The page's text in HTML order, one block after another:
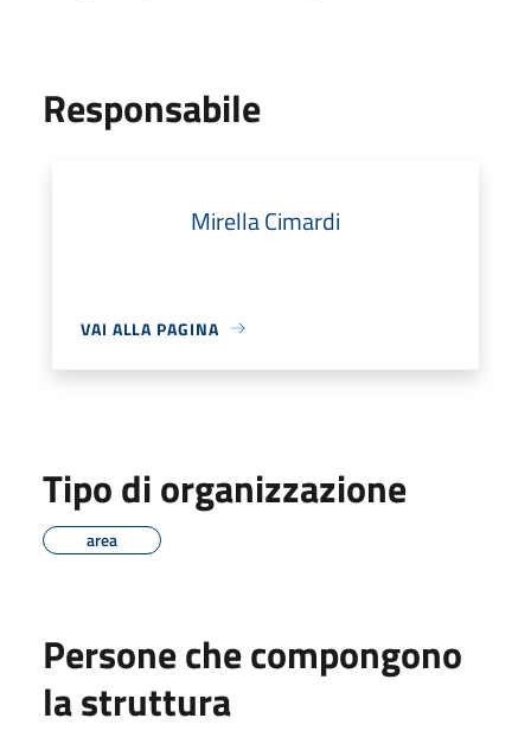
Responsabile
Mirella Cimardi
VAI ALLA PAGINA
Tipo di organizzazione
area
Persone che compongono
la struttura